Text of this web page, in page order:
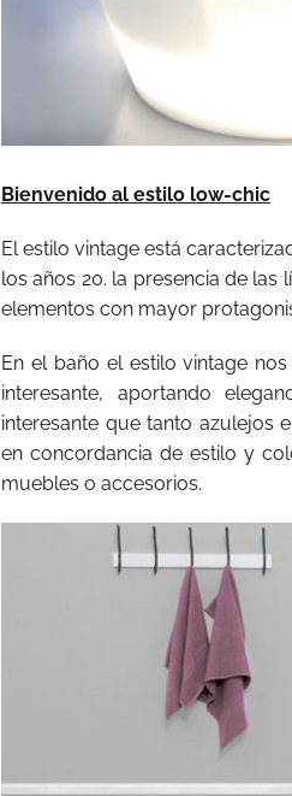
Bienvenido al estilo low-chic
El estilo vintage está
los años 20. la presencia de
elementos con mayor
En el baño el estilo vintage
interesante, aportando
interesante que tanto azulejos
en concordancia de estilo y
muebles o accesorios.